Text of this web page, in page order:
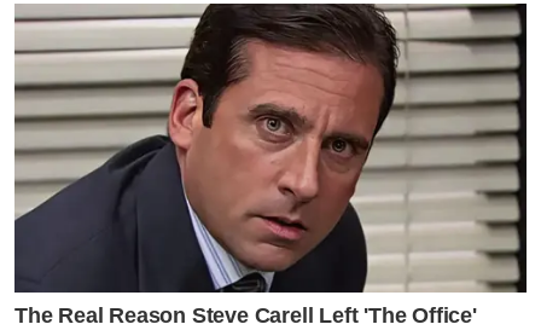
The Real Reason Steve Carell Left 'The Office'